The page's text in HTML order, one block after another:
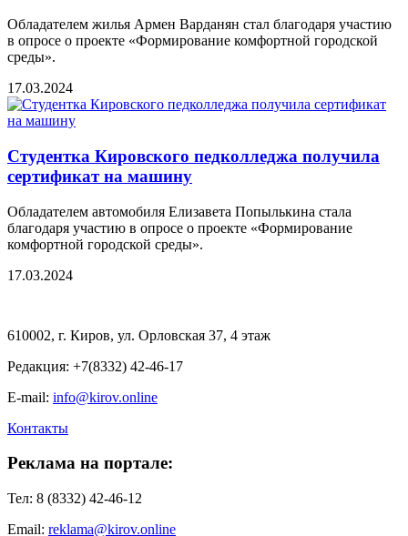
Обладателем жилья Армен Варданян стал благодаря участию
в опросе о проекте «Формирование комфортной городской
среды».
17.03.2024
Студентка Кировского педколледжа получила
сертификат на машину
Обладателем автомобиля Елизавета Попылькина стала
благодаря участию в опросе о проекте «Формирование
комфортной городской среды».
17.03.2024
610002, г. Киров, ул. Орловская 37, 4 этаж
Редакция: +7(8332) 42-46-17
E-mail: info@kirov.online
Контакты
Реклама на портале:
Тел: 8 (8332) 42-46-12
Email: reklama@kirov.online